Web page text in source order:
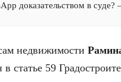
доказательством в суде?
недвижимости
статье 59